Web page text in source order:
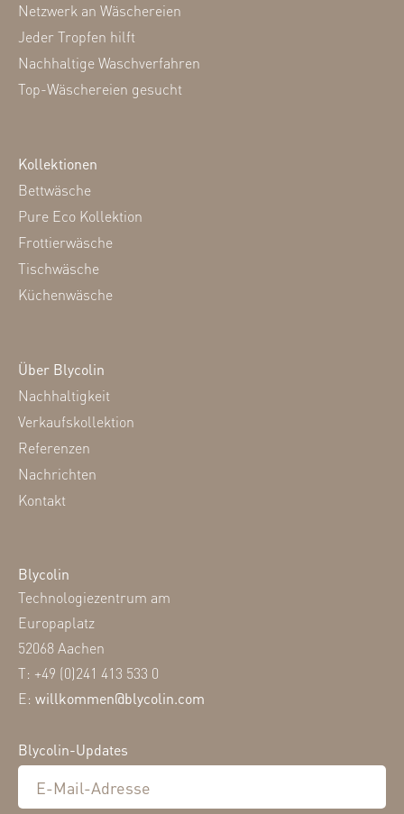
Netzwerk an Wäschereien
Jeder Tropfen hilft
Nachhaltige Waschverfahren
Top-Wäschereien gesucht
Kollektionen
Bettwäsche
Pure Eco Kollektion
Frottierwäsche
Tischwäsche
Küchenwäsche
Über Blycolin
Nachhaltigkeit
Verkaufskollektion
Referenzen
Nachrichten
Kontakt
Blycolin
Technologiezentrum am
Europaplatz
52068 Aachen
T: +49 (0)241 413 533 0
E: willkommen@blycolin.com
Blycolin-Updates